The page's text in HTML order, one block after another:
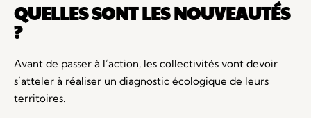
QUELLES SONT LES NOUVEAUTÉS
?
Avant de passer à l’action, les collectivités vont devoir
s’atteler à réaliser un diagnostic écologique de leurs
territoires.